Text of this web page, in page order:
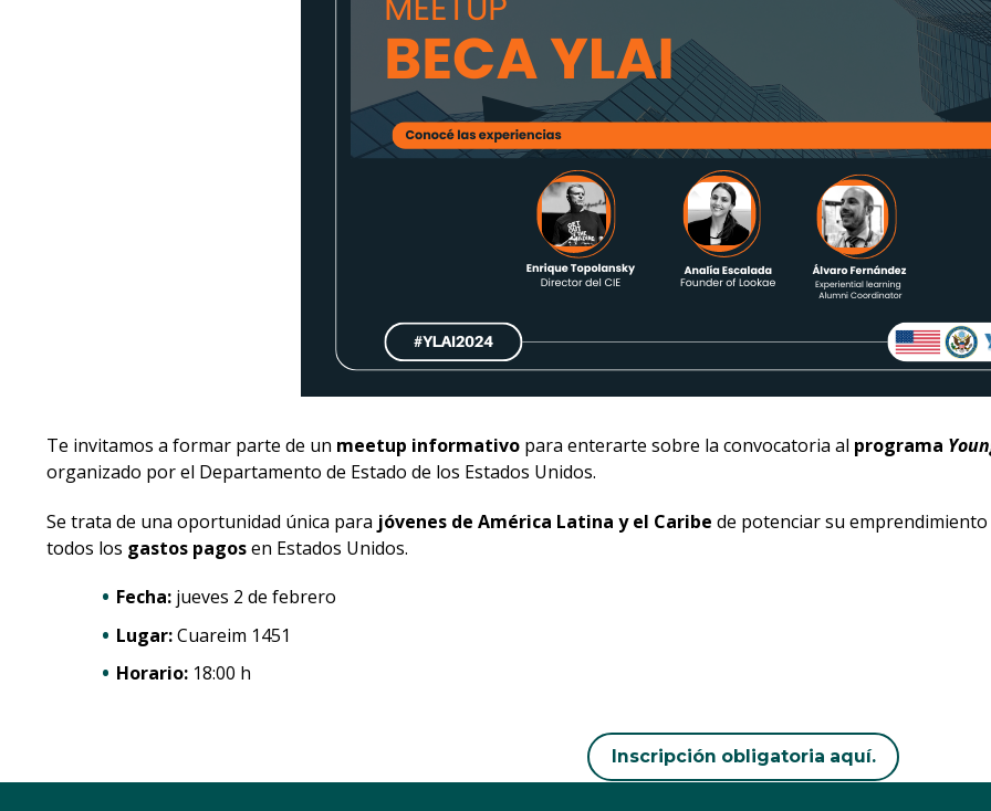
Te invitamos a formar parte de un meetup informativo para enterarte sobre la convocatoria al programa
organizado por el Departamento de Estado de los Estados Unidos.
Se trata de una oportunidad única para jóvenes de América Latina y el Caribe de potenciar su emprendimiento
todos los gastos pagosen Estados Unidos.
Fecha: jueves 2 de febrero
Lugar:Cuareim 1451
Horario: 18:00 h
Inscripción obligatoria aquí.